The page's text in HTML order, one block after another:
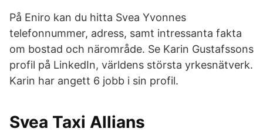
På Eniro kan du hitta Svea Yvonnes
telefonnummer, adress, samt intressanta fakta
om bostad och närområde. Se Karin Gustafssons
profil på LinkedIn, världens största yrkesnätverk.
Karin har angett 6 jobb i sin profil.
Svea Taxi Allians